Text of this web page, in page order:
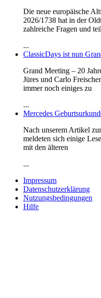
Die neue europäische
2026/1738 hat in der
zahlreiche Fragen und
...
ClassicDays ist nun
Grand Meeting – 20
Jüres und Carlo
immer noch einiges zu
...
Mercedes
Nach unserem Artikel
meldeten sich einige
mit den älteren
...
Impressum
Datenschutzerklärung
Nutzungsbedingungen
Hilfe